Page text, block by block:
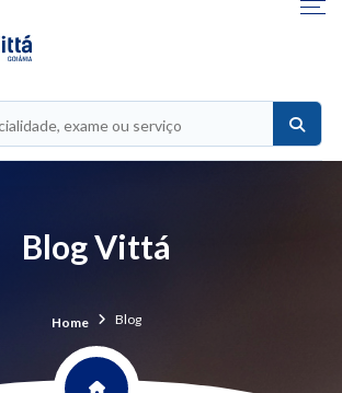
Blog Vittá
Home Blog